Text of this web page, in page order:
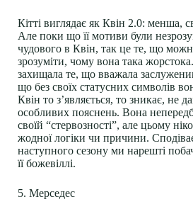
Кітті виглядає як Квін 2.0: менша,
Але поки що її мотиви були
чудового в Квін, так це те, що
зрозуміти, чому вона така
захищала те, що вважала
що без своїх статусних символів
Квін то з’являється, то зникає, не
особливих пояснень. Вона
своїй “стервозності”, але цьому
жодної логіки чи причини.
наступного сезону ми нарешті
її божевіллі.
5. Мерседес